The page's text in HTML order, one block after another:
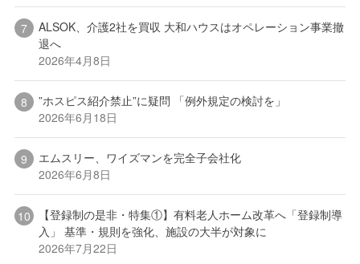
ALSOK、介護2社を買収 大和ハウスはオペレーション事業撤
退へ
2026年4月8日
”ホスピス紹介禁止”に疑問 「例外規定の検討を」
2026年6月18日
エムスリー、ワイズマンを完全子会社化
2026年6月8日
【登録制の是非・特集①】有料老人ホーム改革へ「登録制導
入」 基準・規則を強化、施設の大半が対象に
2026年7月22日